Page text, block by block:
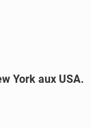
York aux USA.